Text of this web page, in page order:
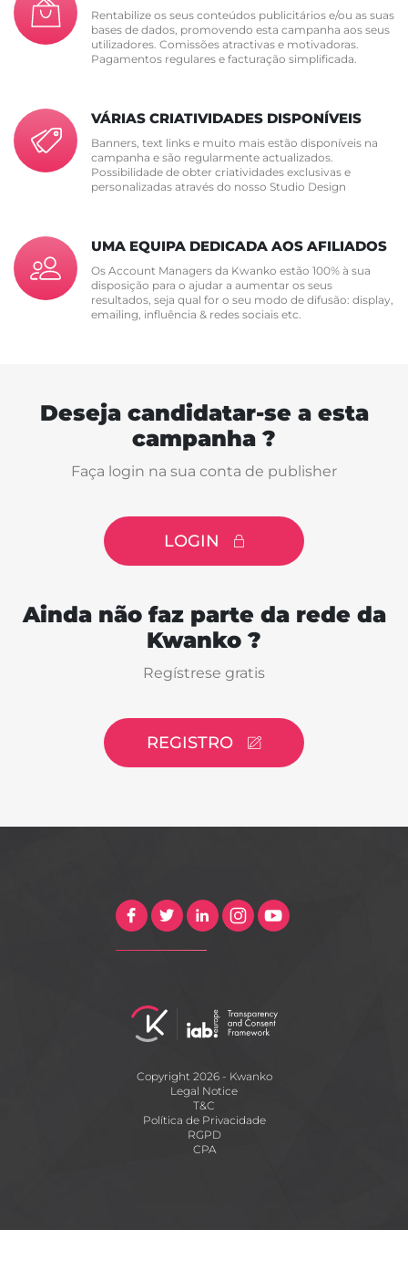
Rentabilize os seus conteúdos publicitários e/ou as suas
bases de dados, promovendo esta campanha aos seus
utilizadores. Comissões atractivas e motivadoras.
Pagamentos regulares e facturação simplificada.
VÁRIAS CRIATIVIDADES DISPONÍVEIS
Banners, text links e muito mais estão disponíveis na
campanha e são regularmente actualizados.
Possibilidade de obter criatividades exclusivas e
personalizadas através do nosso Studio Design
UMA EQUIPA DEDICADA AOS AFILIADOS
Os Account Managers da Kwanko estão 100% à sua
disposição para o ajudar a aumentar os seus
resultados, seja qual for o seu modo de difusão: display,
emailing, influência & redes sociais etc.
Deseja candidatar-se a esta
campanha ?
Faça login na sua conta de publisher
LOGIN
Ainda não faz parte da rede da
Kwanko ?
Regístrese gratis
REGISTRO
Copyright 2026 - Kwanko
Legal Notice
T&C
Política de Privacidade
RGPD
CPA